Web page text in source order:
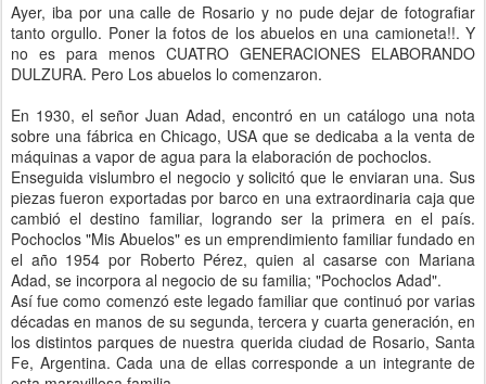
Ayer, iba por una calle de Rosario y no pude dejar de fotografiar
tanto orgullo. Poner la fotos de los abuelos en una camioneta!!. Y
no es para menos CUATRO GENERACIONES ELABORANDO
DULZURA. Pero Los abuelos lo comenzaron.
En 1930, el señor Juan Adad, encontró en un catálogo una nota
sobre una fábrica en Chicago, USA que se dedicaba a la venta de
máquinas a vapor de agua para la elaboración de pochoclos.
Enseguida vislumbro el negocio y solicitó que le enviaran una. Sus
piezas fueron exportadas por barco en una extraordinaria caja que
cambió el destino familiar, logrando ser la primera en el país.
Pochoclos "Mis Abuelos" es un emprendimiento familiar fundado en
el año 1954 por Roberto Pérez, quien al casarse con Mariana
Adad, se incorpora al negocio de su familia; "Pochoclos Adad".
Así fue como comenzó este legado familiar que continuó por varias
décadas en manos de su segunda, tercera y cuarta generación, en
los distintos parques de nuestra querida ciudad de Rosario, Santa
Fe, Argentina. Cada una de ellas corresponde a un integrante de